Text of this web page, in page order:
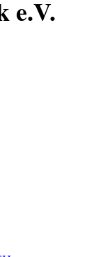
e.V.